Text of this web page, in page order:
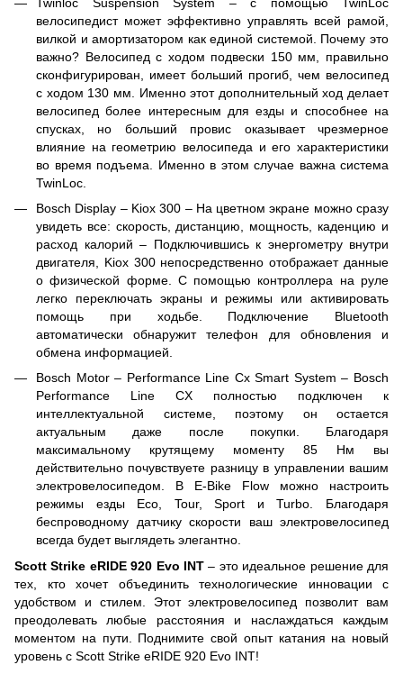
велосипедист может эффективно управлять всей рамой,
вилкой и амортизатором как единой системой. Почему это
важно? Велосипед с ходом подвески 150 мм, правильно
сконфигурирован, имеет больший прогиб, чем велосипед
с ходом 130 мм. Именно этот дополнительный ход делает
велосипед более интересным для езды и способнее на
спусках, но больший провис оказывает чрезмерное
влияние на геометрию велосипеда и его характеристики
во время подъема. Именно в этом случае важна система
TwinLoc.
Bosch Display – Kiox 300 – На цветном экране можно сразу
увидеть все: скорость, дистанцию, мощность, каденцию и
расход калорий – Подключившись к энергометру внутри
двигателя, Kiox 300 непосредственно отображает данные
о физической форме. С помощью контроллера на руле
легко переключать экраны и режимы или активировать
помощь при ходьбе. Подключение Bluetooth
автоматически обнаружит телефон для обновления и
обмена информацией.
Bosch Motor – Performance Line Cx Smart System – Bosch
Performance Line CX полностью подключен к
интеллектуальной системе, поэтому он остается
актуальным даже после покупки. Благодаря
максимальному крутящему моменту 85 Нм вы
действительно почувствуете разницу в управлении вашим
электровелосипедом. В E-Bike Flow можно настроить
режимы езды Eco, Tour, Sport и Turbo. Благодаря
беспроводному датчику скорости ваш электровелосипед
всегда будет выглядеть элегантно.
Scott Strike eRIDE 920 Evo INT – это идеальное решение для
тех, кто хочет объединить технологические инновации с
удобством и стилем. Этот электровелосипед позволит вам
преодолевать любые расстояния и наслаждаться каждым
моментом на пути. Поднимите свой опыт катания на новый
уровень с Scott Strike eRIDE 920 Evo INT!